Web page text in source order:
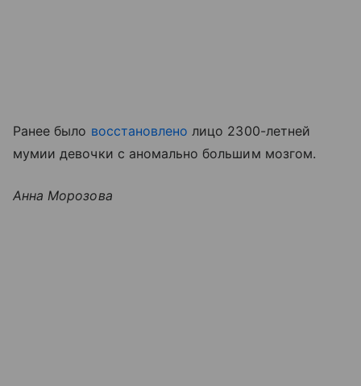
Ранее было восстановлено лицо 2300-летней
мумии девочки с аномально большим мозгом.
Анна Морозова